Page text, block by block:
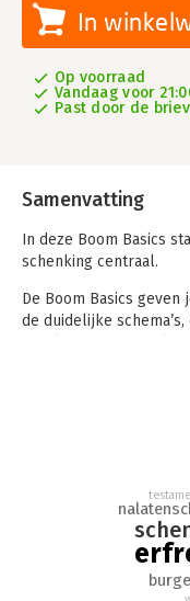
In
Op voorraad
Vandaag voor
Past door de
Samenvatting
In deze Boom Basics
schenking centraal.
De Boom Basics
de duidelijke